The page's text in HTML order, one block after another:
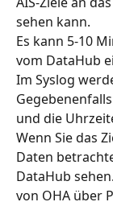
sehen kann.
Es kann 5-10
vom DataHub
Im Syslog
und die
Wenn Sie das
Daten
DataHub
von OHA über